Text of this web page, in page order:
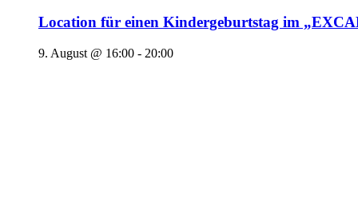
Location für einen Kindergeburtstag im
9. August @ 16:00 - 20:00